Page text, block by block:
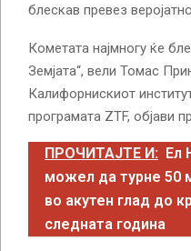
блескав превез
Кометата најмногу ќе
Земјата“, вели Томас
Калифорнискиот
програмата ZTF, објави
ПРОЧИТАЈТЕ И: Ел
можел да турне 50
во акутен глад до
следната година